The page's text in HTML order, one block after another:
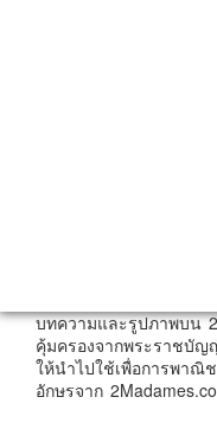
บทความและรูปภาพบน
คุ้มครองจากพระราชบั
ให้นำไปใช้เพื่อการพา
อักษรจาก